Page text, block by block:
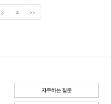
3 4 >>
자주하는 질문